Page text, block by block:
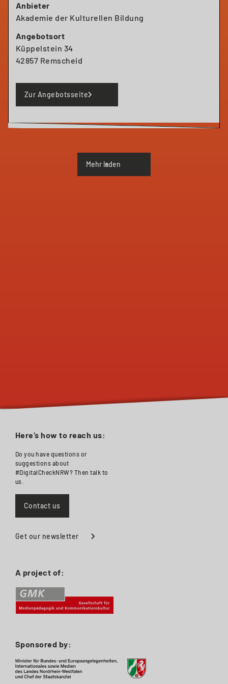
Checker“)
- Good-Practice-Projekte der Games-Pädagogik
- Lernpotenziale von Games
- Exkursion zum Medialab des LVR
Anbieter
Akademie der Kulturellen Bildung
Angebotsort
Küppelstein 34
42857 Remscheid
Zur Angebotsseite
Mehr laden
A project of:
Here’s how to reach us:
Do you have questions or
suggestions about
#DigitalCheckNRW? Then talk to
us.
Contact us
Get our newsletter
Sponsored by: